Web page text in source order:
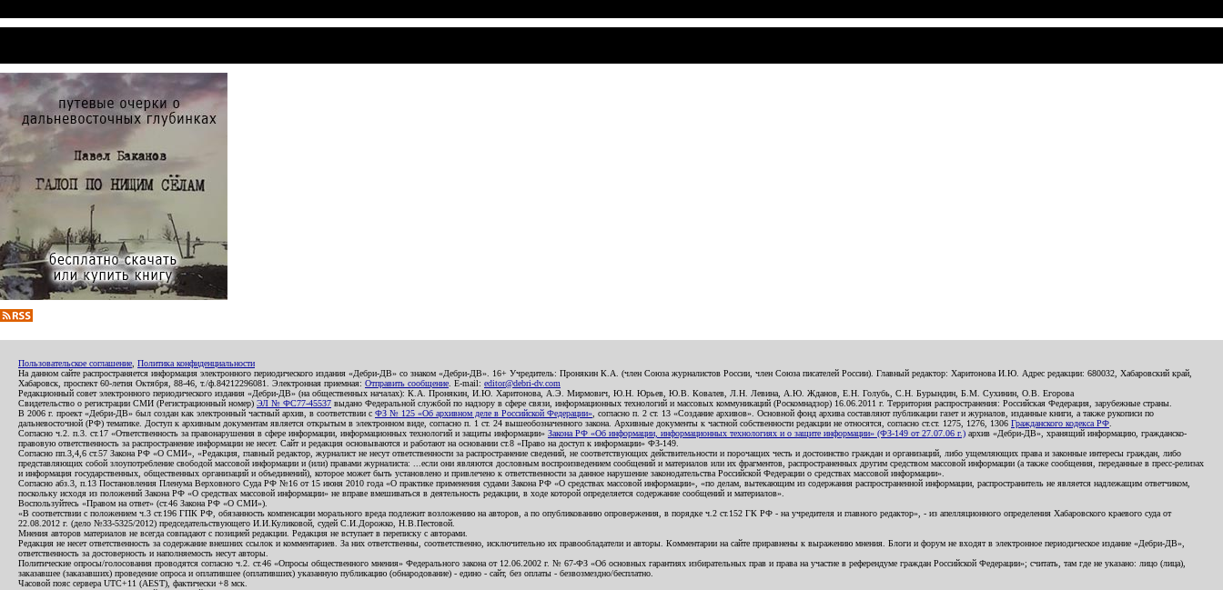
Пользовательское соглашение Политика конфиденциальности
На данном сайте распространяется информация электронного периодического издания «Дебри-ДВ» со знаком «Дебри-ДВ». 16+ Учредитель: Пронякин К.А. (член Союза журналистов России, член Союза писателей России). Главный редактор: Харитонова И.Ю. Адрес редакции: 680032, Хабаровский край,
Хабаровск, проспект 60-летия Октября, 88-46, т./ф.84212296081. Электронная приемная: Отправить сообщение . E-mail: editor@debri-dv.com
Редакционный совет электронного периодического издания «Дебри-ДВ» (на общественных началах): К.А. Пронякин, И.Ю. Харитонова, А.Э. Мирмович, Ю.Н. Юрьев, Ю.В. Ковалев, Л.Н. Левина, А.Ю. Жданов, Е.Н. Голубь, С.Н. Бурындин, Б.М. Сухинин, О.В. Егорова
Свидетельство о регистрации СМИ (Регистрационный номер) ЭЛ № ФС77-45537 выдано Федеральной службой по надзору в сфере связи, информационных технологий и массовых коммуникаций (Роскомнадзор) 16.06.2011 г. Территория распространения: Российская Федерация, зарубежные страны.
В 2006 г. проект «Дебри-ДВ» был создан как электронный частный архив, в соответствии с ФЗ № 125 «Об архивном деле в Российской Федерации» , согласно п. 2 ст. 13 «Создание архивов». Основной фонд архива составляют публикации газет и журналов, изданные книги, а также рукописи по
дальневосточной (РФ) тематике. Доступ к архивным документам является открытым в электронном виде, согласно п. 1 ст. 24 вышеобозначенного закона. Архивные документы к частной собственности редакции не относятся, согласно ст.ст. 1275, 1276, 1306 Гражданского кодекса РФ
Согласно ч.2. п.3. ст.17 «Ответственность за правонарушения в сфере информации, информационных технологий и защиты информации» Закона РФ «Об информации, информационных технологиях и о защите информации» (ФЗ-149 от 27.07.06 г.) архив «Дебри-ДВ», хранящий информацию, гражданско-
правовую ответственность за распространение информации не несет. Сайт и редакция основываются и работают на основании ст.8 «Право на доступ к информации» ФЗ-149.
Согласно пп.3,4,6 ст.57 Закона РФ «О СМИ», «Редакция, главный редактор, журналист не несут ответственности за распространение сведений, не соответствующих действительности и порочащих честь и достоинство граждан и организаций, либо ущемляющих права и законные интересы граждан, либо
представляющих собой злоупотребление свободой массовой информации и (или) правами журналиста: ...если они являются дословным воспроизведением сообщений и материалов или их фрагментов, распространенных другим средством массовой информации (а также сообщения, переданные в пресс-релизах
и информация государственных, общественных организаций и объединений), которое может быть установлено и привлечено к ответственности за данное нарушение законодательства Российской Федерации о средствах массовой информации».
Согласно абз.3, п.13 Постановления Пленума Верховного Суда РФ №16 от 15 июня 2010 года «О практике применения судами Закона РФ «О средствах массовой информации», «по делам, вытекающим из содержания распространенной информации, распространитель не является надлежащим ответчиком,
поскольку исходя из положений Закона РФ «О средствах массовой информации» не вправе вмешиваться в деятельность редакции, в ходе которой определяется содержание сообщений и материалов».
Воспользуйтесь «Правом на ответ» (ст.46 Закона РФ «О СМИ»).
«В соответствии с положением ч.3 ст.196 ГПК РФ, обязанность компенсации морального вреда подлежит возложению на авторов, а по опубликованию опровержения, в порядке ч.2 ст.152 ГК РФ - на учредителя и главного редактор», - из апелляционного определения Хабаровского краевого суда от
22.08.2012 г. (дело №33-5325/2012) председательствующего И.И.Куликовой, судей С.И.Дорожко, Н.В.Пестовой.
Мнения авторов материалов не всегда совпадают с позицией редакции. Редакция не вступает в переписку с авторами.
Редакция не несет ответственность за содержание внешних ссылок и комментариев. За них ответственны, соответственно, исключительно их правообладатели и авторы. Комментарии на сайте приравнены к выражению мнения. Блоги и форум не входят в электронное периодическое издание «Дебри-ДВ»,
ответственность за достоверность и наполняемость несут авторы.
Политические опросы/голосования проводятся согласно ч.2. ст.46 «Опросы общественного мнения» Федерального закона от 12.06.2002 г. № 67-ФЗ «Об основных гарантиях избирательных прав и права на участие в референдуме граждан Российской Федерации»; считать, там где не указано: лицо (лица),
заказавшее (заказавших) проведение опроса и оплатившее (оплативших) указанную публикацию (обнародование) - едино - сайт, без оплаты - безвозмездно/бесплатно.
Часовой пояс сервера UTC+11 (AEST), фактически +8 мск.